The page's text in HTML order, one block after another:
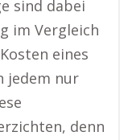
sind dabei
im Vergleich
eines
jedem nur
denn